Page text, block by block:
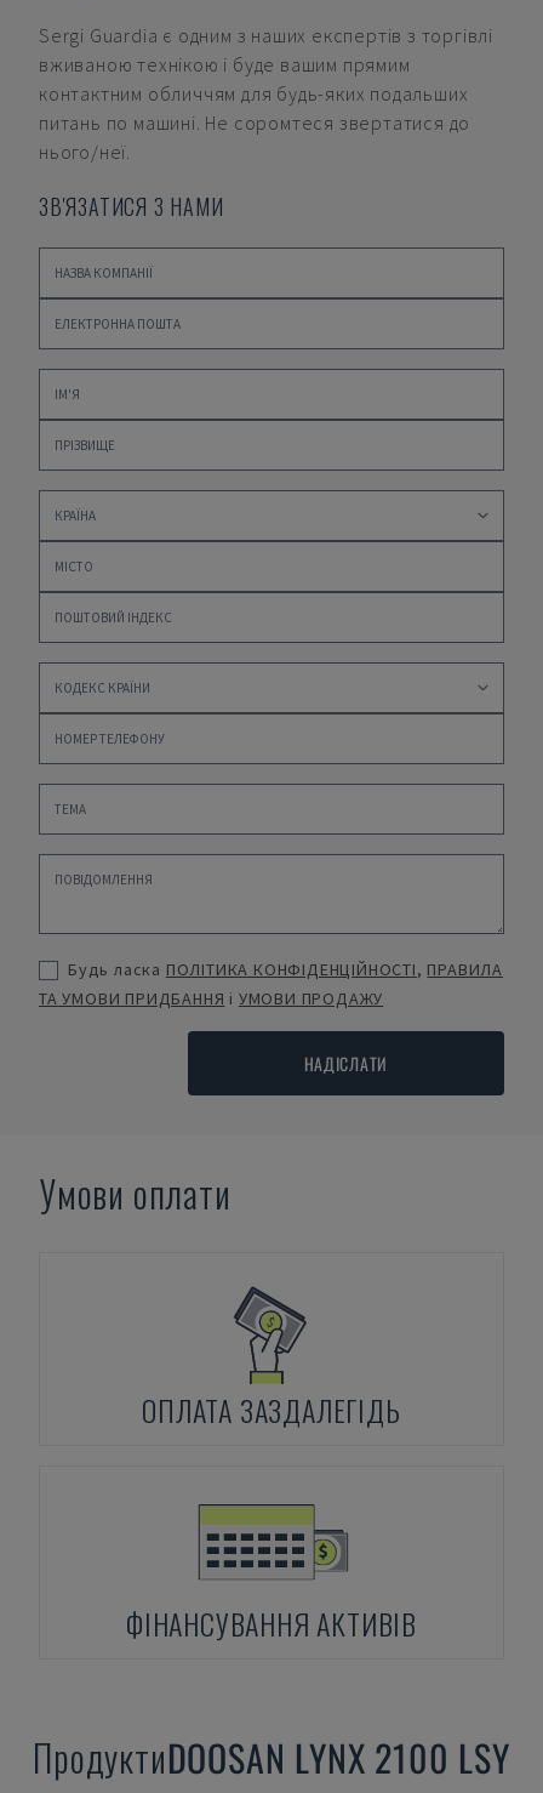
Sergi Guardia є одним з наших експертів з торгівлі
вживаною технікою і буде вашим прямим
контактним обличчям для будь-яких подальших
питань по машині. Не соромтеся звертатися до
нього/неї.
ЗВ'ЯЗАТИСЯ З НАМИ
Будь ласка ПОЛІТИКА КОНФІДЕНЦІЙНОСТІ, ПРАВИЛА
ТА УМОВИ ПРИДБАННЯ і УМОВИ ПРОДАЖУ
НАДІСЛАТИ
Умови оплати
ОПЛАТА ЗАЗДАЛЕГІДЬ
ФІНАНСУВАННЯ АКТИВІВ
ПродуктиDOOSAN LYNX 2100 LSY